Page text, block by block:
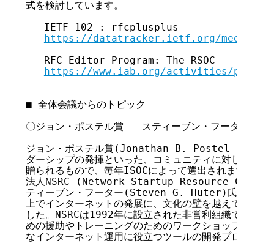
式を検討しています。
   IETF-102 : rfcplusplus
https://datatracker.ietf.org/meeting/
   RFC Editor Program: The RSOC
https://www.iab.org/activities/
■ 全体会議からのトピック
〇ジョン・ポステル賞 - スティーブン・フーター氏
ジョン・ポステル賞(Jonathan B. Postel
ダーシップの発揮といった、コミュニティに対して貢
贈られるもので、毎年ISOCによって選出されます。今
法人NSRC (Network Startup Resource Center)
ティーブン・フーター(Steven G. Huter)氏です。
上でインターネットの発展に、文化の壁を越えて貢献
した。NSRCは1992年に設立された非営利組織で、イ
めの援助やトレーニングのためのワークショップの開
なインターネット運用に役立つツールの開発プロジェ